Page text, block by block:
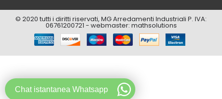
© 2020 tutti i diritti riservati, MG Arredamenti Industriali P. IVA:
06761200721 - webmaster: mathsolutions
Chat istantanea Whatsapp